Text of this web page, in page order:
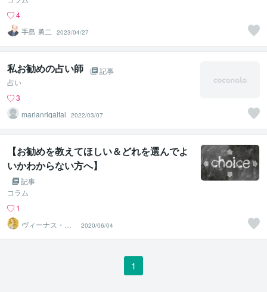
4
手島 勇二
2023/04/27
私お勧めの占い師
記事
占い
3
marianriqaital
2022/03/07
【お勧めを教えてほしい＆どれを選んでよ
いかわからない方へ】
記事
コラム
1
ヴィーナス・フ
ォンティニー☆
彡
2020/06/04
1